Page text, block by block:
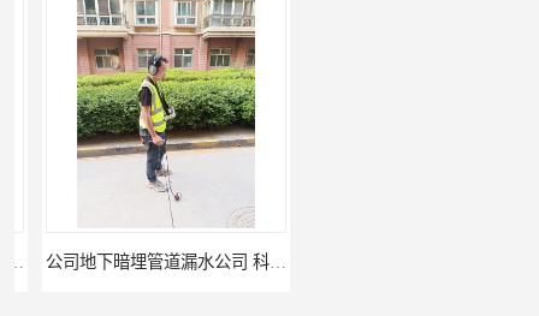
公司地下暗埋管道漏水公司 科探管道工程 排水管道漏水 科探管道工程